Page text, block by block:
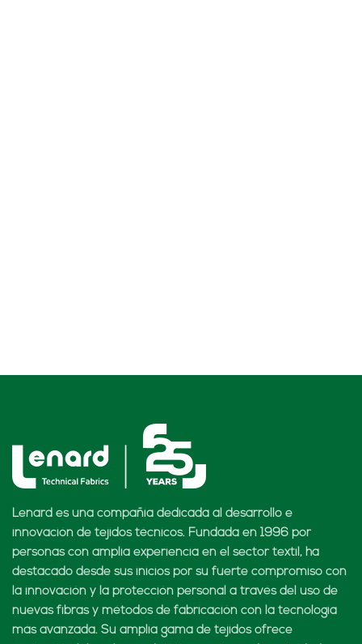
Lenard es una compañía dedicada al desarrollo e
innovación de tejidos técnicos. Fundada en 1996 por
personas con amplia experiencia en el sector textil, ha
destacado desde sus inicios por su fuerte compromiso con
la innovación y la protección personal a través del uso de
nuevas fibras y métodos de fabricación con la tecnología
más avanzada. Su amplia gama de tejidos ofrece